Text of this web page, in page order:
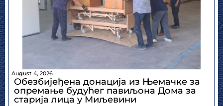
August 4, 2026
Обезбијеђена донација из Њемачке за
опремање будућег павиљона Дома за
старија лица у Миљевини